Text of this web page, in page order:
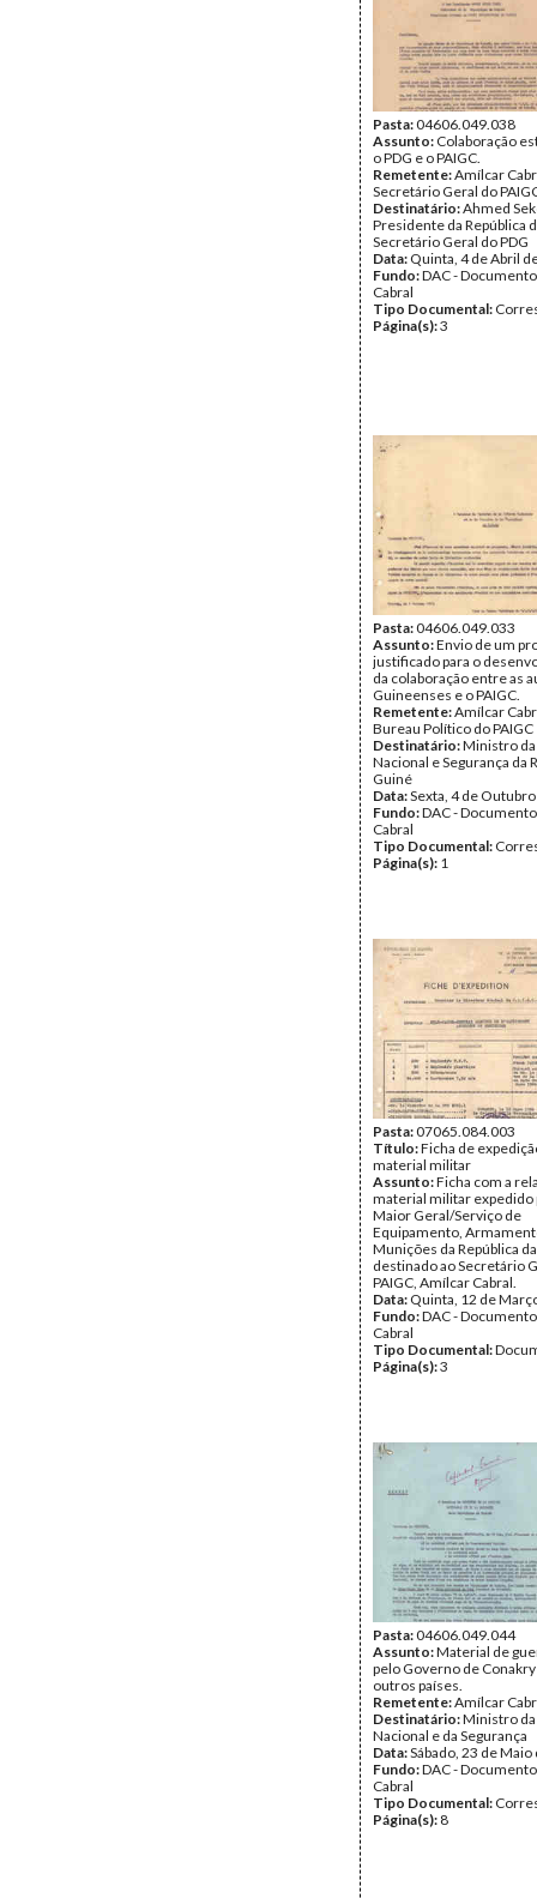
Pasta:04606.049.038
Assunto: Colaboração
o PDG e o PAIGC.
Remetente:Amílcar
Secretário Geral do
Destinatário:Ahmed
Presidente da República
Secretário Geral do PDG
Data: Quinta, 4 de Abril
Fundo:DAC -
Cabral
Tipo Documental:
Página(s):3
Pasta:04606.049.033
Assunto:Envio de um
justificado para o
da colaboração entre as
Guineenses e o PAIGC.
Remetente:Amílcar
Bureau Político do PAIGC
Destinatário:Ministro
Nacional e Segurança da
Guiné
Data:Sexta, 4 de
Fundo:DAC -
Cabral
Tipo Documental:
Página(s): 1
Pasta:07065.084.003
Título:Ficha de
material militar
Assunto:Ficha com a
material militar expedido
Maior Geral/Serviço de
Equipamento,
Munições da República
destinado ao Secretário
PAIGC, Amílcar Cabral.
Data: Quinta, 12 de
Fundo:DAC -
Cabral
Tipo Documental:
Página(s):3
Pasta:04606.049.044
Assunto:Material de
pelo Governo de
outros países.
Remetente:Amílcar
Destinatário:Ministro
Nacional e da Segurança
Data:Sábado, 23 de
Fundo:DAC -
Cabral
Tipo Documental:
Página(s): 8